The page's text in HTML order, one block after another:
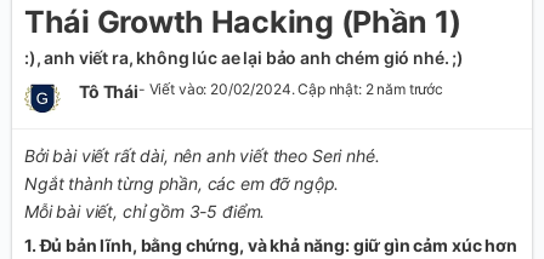
Thái Growth Hacking (Phần 1)
:), anh viết ra, không lúc ae lại bảo anh chém gió nhé. ;)
Tô Thái- Viết vào: 20/02/2024. Cập nhật: 2 năm trước
Bởi bài viết rất dài, nên anh viết theo Seri nhé.
Ngắt thành từng phần, các em đỡ ngộp.
Mỗi bài viết, chỉ gồm 3-5 điểm.
1. Đủ bản lĩnh, bằng chứng, và khả năng: giữ gìn cảm xúc hơn